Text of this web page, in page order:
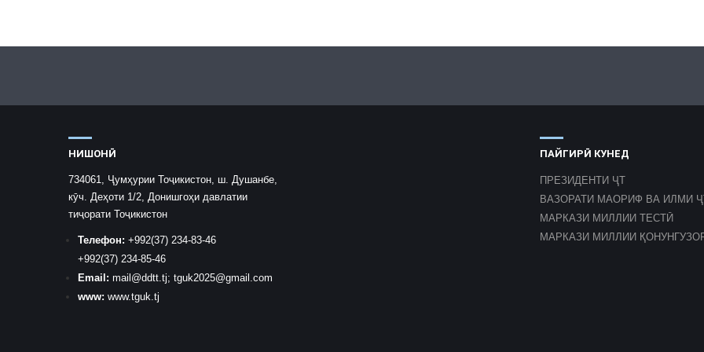
НИШОНӢ
734061, Ҷумҳурии Тоҷикистон, ш. Душанбе,
кӯч. Деҳоти 1/2, Донишгоҳи давлатии
тиҷорати Тоҷикистон
Телефон: +992(37) 234-83-46
+992(37) 234-85-46
Email: mail@ddtt.tj; tguk2025@gmail.com
www: www.tguk.tj
ПАЙГИРӢ КУНЕД
ПРЕЗИДЕНТИ ҶТ
ВАЗОРАТИ МАОРИФ ВА ИЛМИ
МАРКАЗИ МИЛЛИИ ТЕСТӢ
МАРКАЗИ МИЛЛИИ